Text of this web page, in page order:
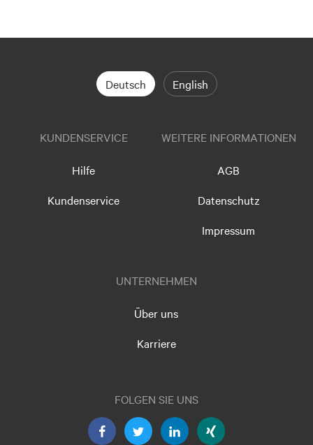
Deutsch English
KUNDENSERVICE
Hilfe
Kundenservice
WEITERE INFORMATIONEN
AGB
Datenschutz
Impressum
UNTERNEHMEN
Über uns
Karriere
FOLGEN SIE UNS